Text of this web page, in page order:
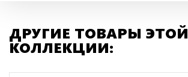
ДРУГИЕ ТОВАРЫ ЭТОЙ
КОЛЛЕКЦИИ: